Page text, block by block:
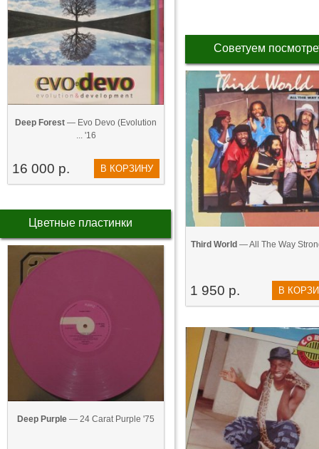
Deep Forest — Evo Devo (Evolution
... '16
16 000 р. В КОРЗИНУ
Цветные пластинки
Deep Purple — 24 Carat Purple '75
Советуем
Third World — All The Way
1 950 р. В